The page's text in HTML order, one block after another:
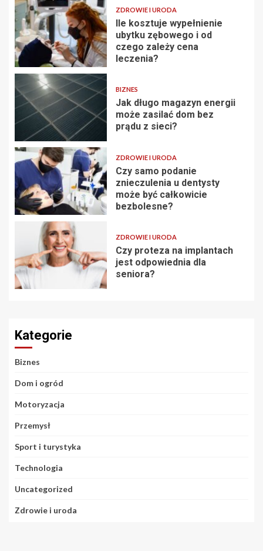
ZDROWIE I URODA
Ile kosztuje wypełnienie
ubytku zębowego i od
czego zależy cena
leczenia?
BIZNES
Jak długo magazyn energii
może zasilać dom bez
prądu z sieci?
ZDROWIE I URODA
Czy samo podanie
znieczulenia u dentysty
może być całkowicie
bezbolesne?
ZDROWIE I URODA
Czy proteza na implantach
jest odpowiednia dla
seniora?
Kategorie
Biznes
Dom i ogród
Motoryzacja
Przemysł
Sport i turystyka
Technologia
Uncategorized
Zdrowie i uroda